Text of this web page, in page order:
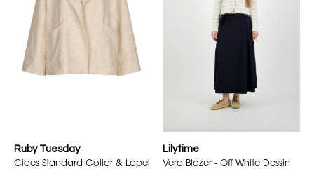
Ruby Tuesday
Cides Standard Collar & Lapel
Lilytime
Vera Blazer - Off White Dessin